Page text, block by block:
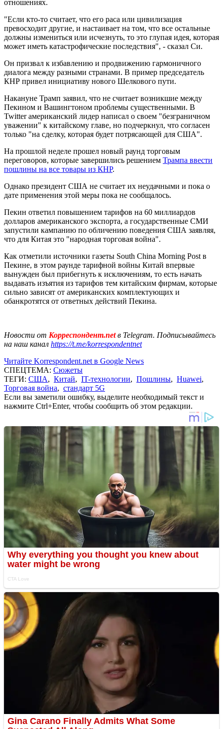
отношениях.
"Если кто-то считает, что его раса или цивилизация
превосходит другие, и настаивает на том, что все остальные
должны измениться или исчезнуть, то это глупая идея, которая
может иметь катастрофические последствия", - сказал Си.
Он призвал к избавлению и продвижению гармоничного
диалога между разными странами. В пример председатель
КНР привел инициативу нового Шелкового пути.
Накануне Трамп заявил, что не считает возникшие между
Пекином и Вашингтоном проблемы существенными. В
Twitter американский лидер написал о своем "безграничном
уважении" к китайскому главе, но подчеркнул, что согласен
только "на сделку, которая будет потрясающей для США".
На прошлой неделе прошел новый раунд торговым
переговоров, которые завершились решением Трампа ввести
пошлины на все товары из КНР.
Однако президент США не считает их неудачными и пока о
дате применения этой меры пока не сообщалось.
Пекин ответил повышением тарифов на 60 миллиардов
долларов американского экспорта, а государственные СМИ
запустили кампанию по обличению поведения США заявляя,
что для Китая это "народная торговая война".
Как отметили источники газеты South China Morning Post в
Пекине, в этом раунде тарифной войны Китай впервые
вынужден был прибегнуть к исключениям, то есть начать
выдавать изъятия из тарифов тем китайским фирмам, которые
сильно зависят от американских комплектующих и
обанкротятся от ответных действий Пекина.
Новости от Корреспондент.netв Telegram. Подписывайтесь
на наш канал https://t.me/korrespondentnet
Читайте Korrespondent.net в Google News
СПЕЦТЕМА: Сюжеты
ТЕГИ: США, Китай, IT-технологии, Пошлины, Huawei,
Торговая война, стандарт 5G
Если вы заметили ошибку, выделите необходимый текст и
нажмите Ctrl+Enter, чтобы сообщить об этом редакции.